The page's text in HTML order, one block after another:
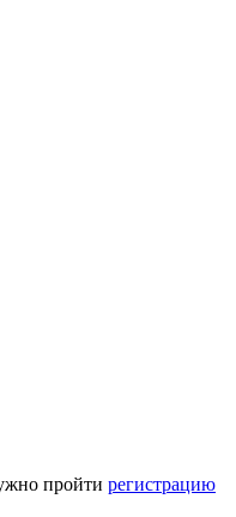
пройти регистрацию